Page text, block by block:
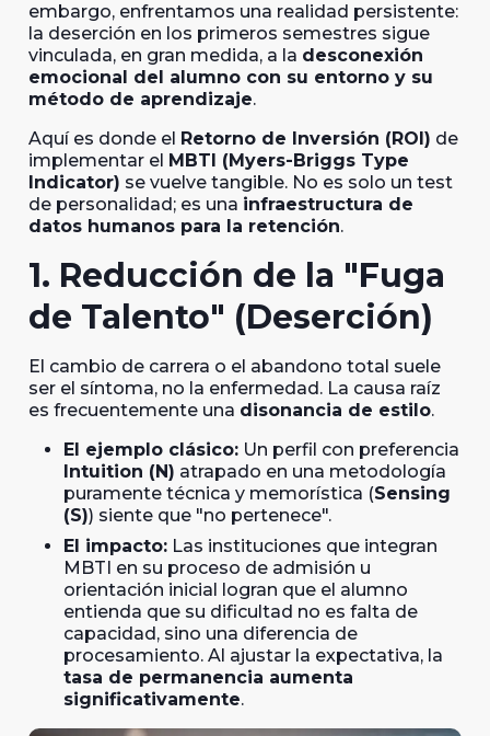
embargo, enfrentamos una realidad persistente:
la deserción en los primeros semestres sigue
vinculada, en gran medida, a la desconexión
emocional del alumno con su entorno y su
método de aprendizaje.
Aquí es donde el Retorno de Inversión (ROI) de
implementar el MBTI (Myers-Briggs Type
Indicator) se vuelve tangible. No es solo un test
de personalidad; es una infraestructura de
datos humanos para la retención.
1. Reducción de la "Fuga
de Talento" (Deserción)
El cambio de carrera o el abandono total suele
ser el síntoma, no la enfermedad. La causa raíz
es frecuentemente una disonancia de estilo.
El ejemplo clásico:Un perfil con preferencia
Intuition (N) atrapado en una metodología
puramente técnica y memorística (Sensing
(S)) siente que "no pertenece".
El impacto:Las instituciones que integran
MBTI en su proceso de admisión u
orientación inicial logran que el alumno
entienda que su dificultad no es falta de
capacidad, sino una diferencia de
procesamiento. Al ajustar la expectativa, la
tasa de permanencia aumenta
significativamente.